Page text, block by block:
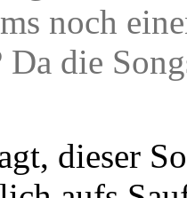
noch
Da die
dieser